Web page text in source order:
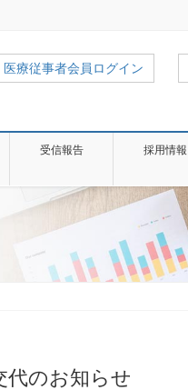
医療従事者会員ログイン
受信報告 採用情報
代のお知らせ